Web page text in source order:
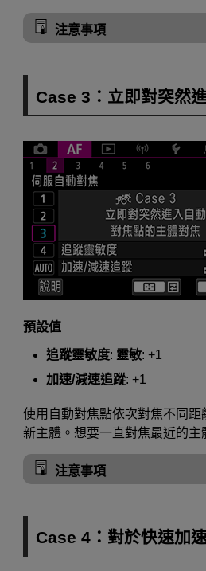
注意事項
Case 3：立即對突然
預設值
追蹤靈敏度: 靈敏: +1
加速/減速追蹤: +1
使用自動對焦點依次對焦不同
新主體。想要一直對焦最近的主
注意事項
Case 4：對於快速加